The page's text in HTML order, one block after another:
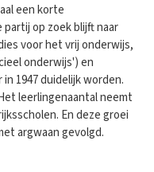
een korte
op zoek blijft naar
voor het vrij onderwijs,
onderwijs') en
1947 duidelijk worden.
leerlingenaantal neemt
En deze groei
argwaan gevolgd.